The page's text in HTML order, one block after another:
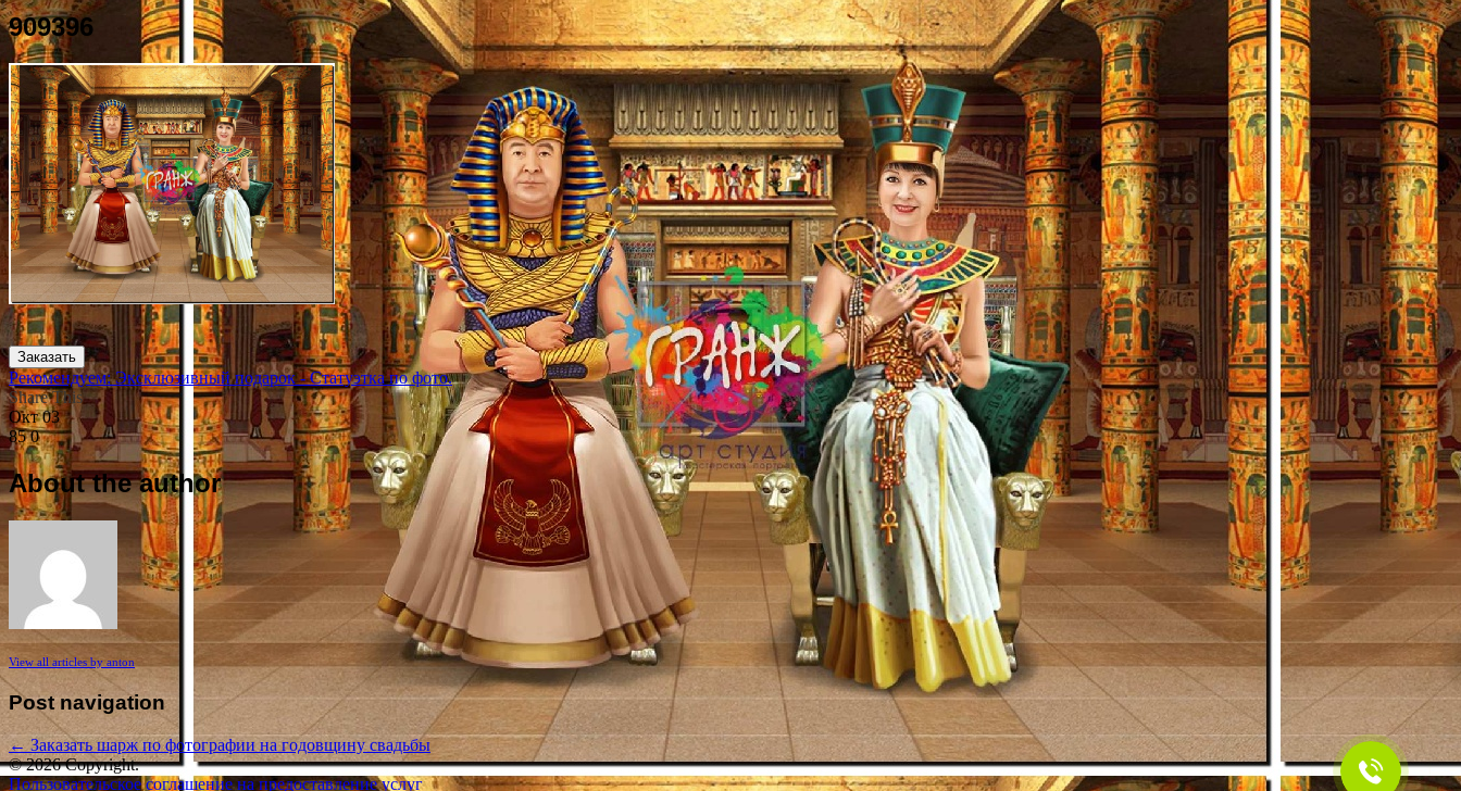
909396
Заказать
Рекомендуем: Эксклюзивный подарок - Статуэтка по фото.
Share This
Окт 03
850
About the author
View all articles by anton
Post navigation
← Заказать шарж по фотографии на годовщину свадьбы
© 2026 Copyright.
Пользовательское соглашение на предоставление услуг